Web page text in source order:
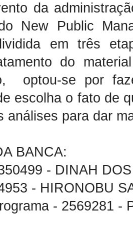
da
New Public
em três
do
optou-se por
escolha o fato de
análises para dar
BANCA:
- DINAH
- HIRONOBU
- 2569281 -